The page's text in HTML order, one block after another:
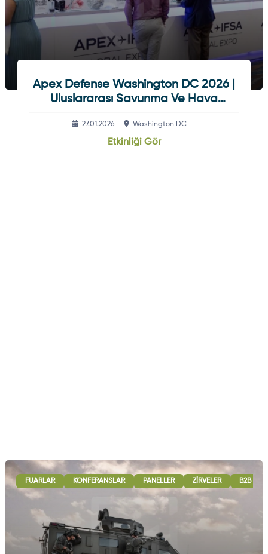
Apex Defense Washington DC 2026 |
Uluslararası Savunma Ve Hava
27.01.2026 Washington DC
Etkinliği Gör
FUARLAR KONFERANSLAR PANELLER ZIRVELER B2B